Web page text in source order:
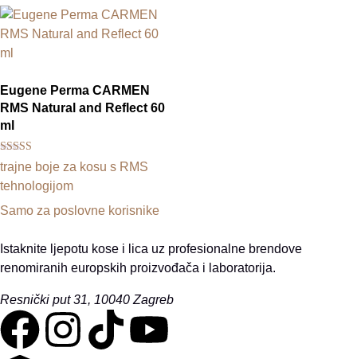
Eugene Perma CARMEN
RMS Natural and Reflect 60
ml
Ocijenjeno
5.00
od 5
trajne boje za kosu s RMS
tehnologijom
Samo za poslovne korisnike
Istaknite ljepotu kose i lica uz profesionalne brendove
renomiranih europskih proizvođača i laboratorija.
Resnički put 31, 10040 Zagreb